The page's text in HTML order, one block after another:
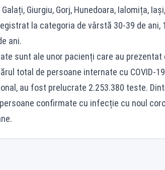
Giurgiu, Gorj, Hunedoara, Ialomița,
la categoria de vârstă 30-39 de
ani.
sunt ale unor pacienți care au
total de persoane internate cu COVID-
au fost prelucrate 2.253.380 teste.
confirmate cu infecție cu noul